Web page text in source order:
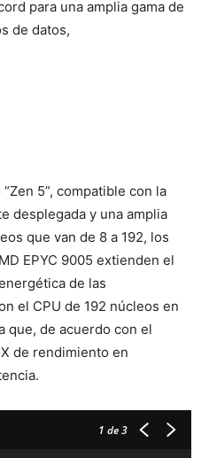
para una amplia gama de
de datos,
5”, compatible con la
desplegada y una amplia
que van de 8 a 192, los
EPYC 9005 extienden el
de las
el CPU de 192 núcleos en
que, de acuerdo con el
de rendimiento en
1 de 3